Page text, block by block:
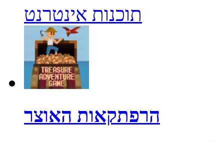
תוכנות אינטרנט
הרפתקאות האוצר